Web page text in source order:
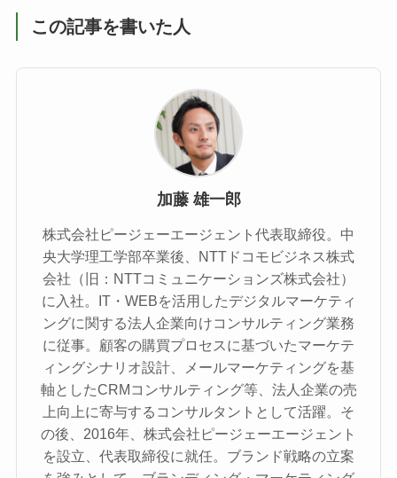
この記事を書いた人
加藤 雄一郎
株式会社ピージェーエージェント代表取締役。中
央大学理工学部卒業後、NTTドコモビジネス株式
会社（旧：NTTコミュニケーションズ株式会社）
に入社。IT・WEBを活用したデジタルマーケティ
ングに関する法人企業向けコンサルティング業務
に従事。顧客の購買プロセスに基づいたマーケテ
ィングシナリオ設計、メールマーケティングを基
軸としたCRMコンサルティング等、法人企業の売
上向上に寄与するコンサルタントとして活躍。そ
の後、2016年、株式会社ピージェーエージェント
を設立、代表取締役に就任。ブランド戦略の立案